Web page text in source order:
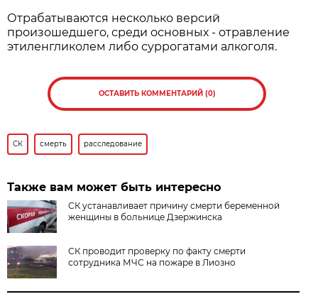
Отрабатываются несколько версий
произошедшего, среди основных - отравление
этиленгликолем либо суррогатами алкоголя.
ОСТАВИТЬ КОММЕНТАРИЙ (0)
СК смерть расследование
Также вам может быть интересно
СК устанавливает причину смерти беременной
женщины в больнице Дзержинска
СК проводит проверку по факту смерти
сотрудника МЧС на пожаре в Лиозно